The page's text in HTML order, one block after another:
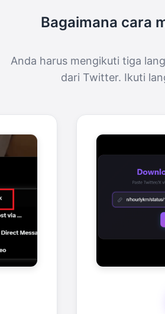
Bagaimana cara
Anda harus mengikuti tiga
dari Twitter. Ikuti